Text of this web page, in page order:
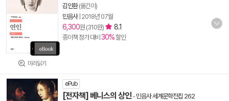
미리읽기
김인환(옮긴이)
민음사| 2018년 07월
6,300원 (310원) 8.1
종이책 정가 대비 30%할인
ePub
[전자책] 베니스의 상인- 민음사 세계문학전집 262